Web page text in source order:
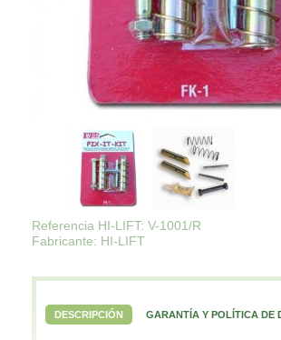
Referencia HI-LIFT: V-1001/R
Fabricante: HI-LIFT
DESCRIPCIÓN GARANTÍA Y POLÍTICA DE